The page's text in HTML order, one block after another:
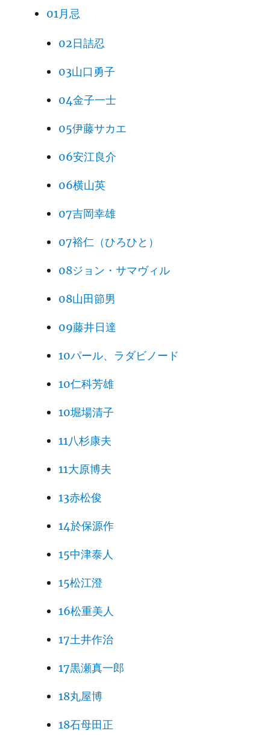
01月忌
02日詰忍
03山口勇子
04金子一士
05伊藤サカエ
06安江良介
06横山英
07吉岡幸雄
07裕仁（ひろひと）
08ジョン・サマヴィル
08山田節男
09藤井日達
10パール、ラダビノード
10仁科芳雄
10堀場清子
11八杉康夫
11大原博夫
13赤松俊
14於保源作
15中津泰人
15松江澄
16松重美人
17土井作治
17黒瀬真一郎
18丸屋博
18石母田正